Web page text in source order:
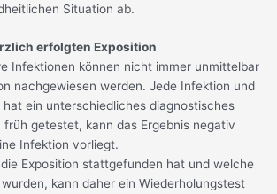
Situation ab.
erfolgten Exposition
Infektionen können nicht immer unmittelbar
nachgewiesen werden. Jede Infektion und
ein unterschiedliches diagnostisches
getestet, kann das Ergebnis negativ
Infektion vorliegt.
Exposition stattgefunden hat und welche
kann daher ein Wiederholungstest